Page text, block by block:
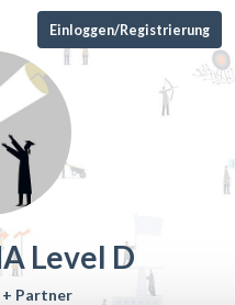
Einloggen/Registrierung
Level D
+ Partner